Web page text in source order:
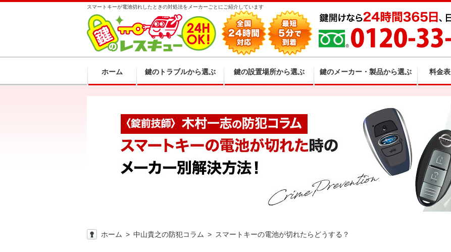
スマートキーが電池切れしたときの対処法をメーカーごとにご紹介しています
ホーム 鍵のトラブルから選ぶ 鍵の設置場所から選ぶ 鍵のメーカー・製品から選ぶ 料金表
ホーム 中山貴之の防犯コラム スマートキーの電池が切れたらどうする？